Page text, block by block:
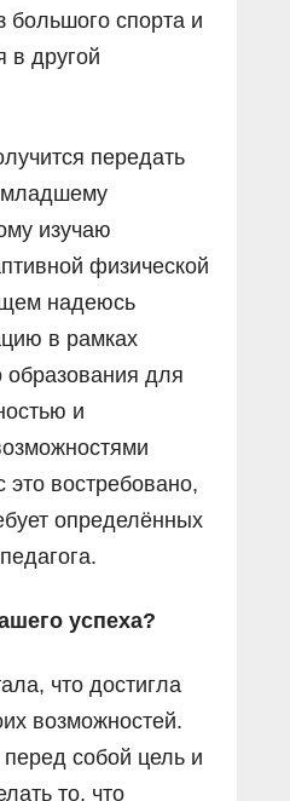
большого спорта и
в другой
передать
младшему
изучаю
физической
надеюсь
в рамках
образования для
и
это востребовано,
определённых
успеха?
что достигла
возможностей.
собой цель и
то, что